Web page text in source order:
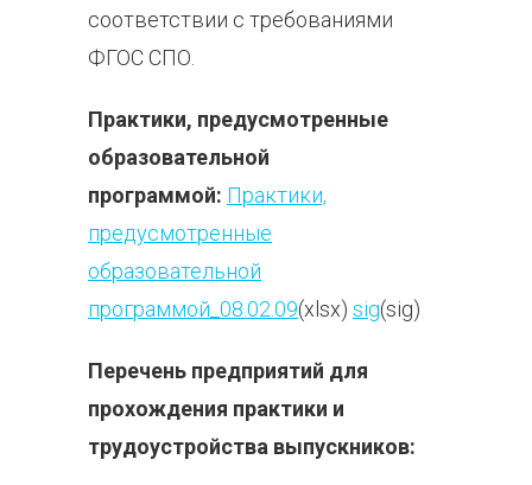
соответствии с требованиями
ФГОС СПО.
Практики, предусмотренные
образовательной
программой: Практики,
предусмотренные
образовательной
программой_08.02.09(xlsx) sig(sig)
Перечень предприятий для
прохождения практики и
трудоустройства выпускников: